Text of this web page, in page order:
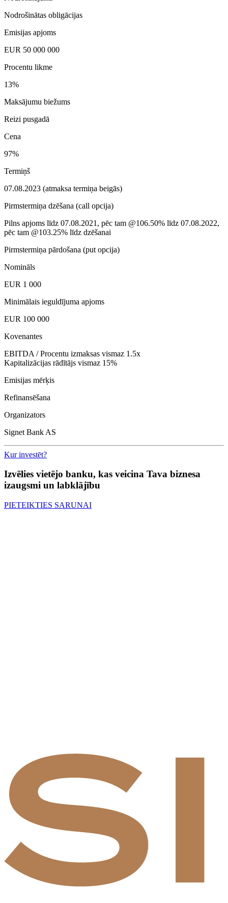
Nodrošinātas obligācijas
Emisijas apjoms
EUR 50 000 000
Procentu likme
13%
Maksājumu biežums
Reizi pusgadā
Cena
97%
Termiņš
07.08.2023 (atmaksa termiņa beigās)
Pirmstermiņa dzēšana (call opcija)
Pilns apjoms līdz 07.08.2021, pēc tam @106.50% līdz 07.08.2022,
pēc tam @103.25% līdz dzēšanai
Pirmstermiņa pārdošana (put opcija)
Nomināls
EUR 1 000
Minimālais ieguldījuma apjoms
EUR 100 000
Kovenantes
EBITDA / Procentu izmaksas vismaz 1.5x
Kapitalizācijas rādītājs vismaz 15%
Emisijas mērķis
Refinansēšana
Organizators
Signet Bank AS
Kur investēt?
Izvēlies vietējo banku, kas veicina Tava biznesa
izaugsmi un labklājību
PIETEIKTIES SARUNAI